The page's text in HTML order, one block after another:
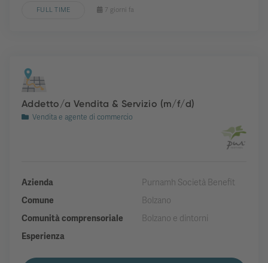
FULL TIME 7 giorni fa
Addetto/a Vendita & Servizio (m/f/d)
Vendita e agente di commercio
Azienda
Purnamh Società Benefit
Comune
Bolzano
Comunità comprensoriale
Bolzano e dintorni
Esperienza